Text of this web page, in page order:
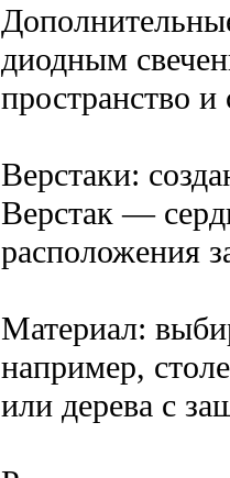
диодным
пространство
Верстаки:
Верстак —
расположения
Материал:
например,
или дерева с